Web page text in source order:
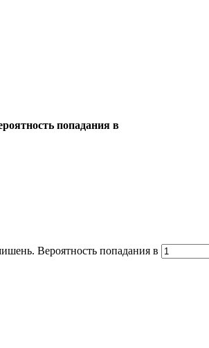
попадания в
Вероятность попадания в